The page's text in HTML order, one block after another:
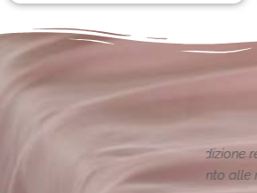
reinterpretata in chiave
richieste di noi mamme.